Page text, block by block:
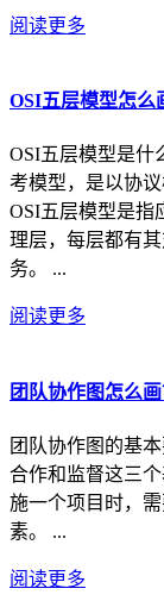
阅读更多
OSI五层模型怎么
OSI五层模型是什
考模型，是以协
OSI五层模型是指
理层，每层都有
务。 ...
阅读更多
团队协作图怎么
团队协作图的基
合作和监督这三
施一个项目时，
素。 ...
阅读更多